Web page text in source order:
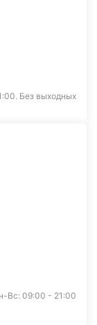
Без выходных
Вс: 09:00 - 21:00